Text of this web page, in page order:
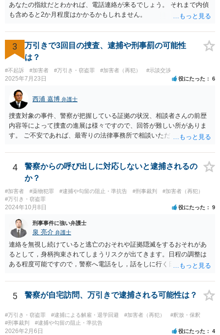
あなたの指紋だとわかれば、電話連絡が来るでしょう。 それまで内偵
も含めると2か月程度はかかるかもしれません。
3
万引きで3回目の捜査、逮捕や刑事罰の可能性
は？
#不起訴 #加害者 #万引き・窃盗罪 #加害者（再犯） #示談交渉
2025年7月23日 役にたった 6
西浦 嘉博 弁護士
捜査対象の事件、警察が把握している証拠の状況、相談者さんの前歴
内容等によって捜査の進展は様々ですので、回答が難しい所がありま
す。 ご不安であれば、最寄りの法律事務所で相談いただくことも検討
4
警察からの呼び出しに対応しないと逮捕されるの
か？
#加害者 #薬物犯罪 #逮捕や勾留の阻止・準抗告 #刑事裁判
#加害者（再犯）
#万引き・窃盗罪
2024年10月8日 役にたった 9
刑事事件に強い弁護士
泉 亮介 弁護士
連絡を無視し続けていると逃亡のおそれや証拠隠滅をするおそれがあ
るとして，身柄拘束されてしまうリスクが出てきます。日程の調整は
ある程度可能ですので，警察へ電話をし，話をしに行く日程の調整を
士に同行を依頼することも可能です。
5 警察が自宅訪問、万引きで逮捕される可能性は？
#万引き・窃盗罪 #逮捕による解雇・退学回避 #加害者（再犯）
#釈放・保釈
#刑事裁判
#逮捕や勾留の阻止・準抗告
2026年2月6日 役にたった 4